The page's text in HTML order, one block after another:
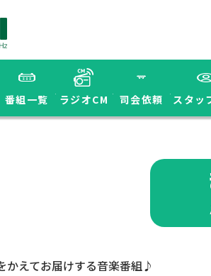
番組一覧 ラジオCM 司会依頼 スタッ
かえてお届けする音楽番組♪